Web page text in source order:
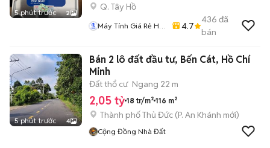
5 phút trước 2
Q. Tây Hồ
Máy Tính Giá Rẻ Hà
4.7
436 đã
bán
5 phút trước 4
Bán 2 lô đất đầu tư, Bến Cát, Hồ Chí
Minh
Đất thổ cư Ngang 22 m
2,05 tỷ 18 tr/m² 116 m²
Thành phố Thủ Đức (P. An Khánh mới)
Cộng Đồng Nhà Đất